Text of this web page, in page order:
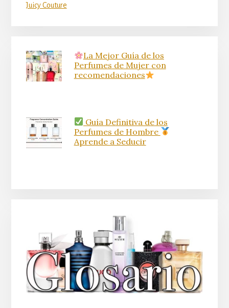
Juicy Couture
La Mejor Guía de los
Perfumes de Mujer con
recomendaciones
Guía Definitiva de los
Perfumes de Hombre
Aprende a Seducir